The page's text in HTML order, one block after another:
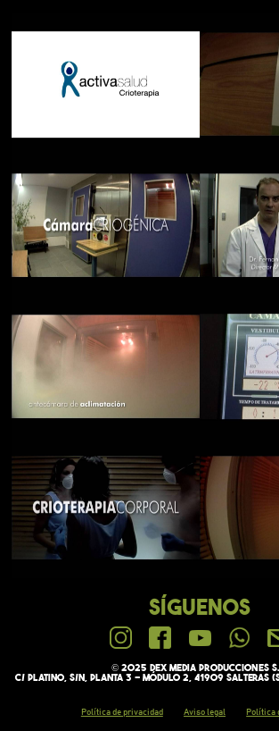
SÍGUENOS
© 2025 Dex media PRODUCCIONES
C/ Platino, s/n, Planta 3 - Módulo 2, 41909 Salteras
Política de privacidad Aviso legal Política